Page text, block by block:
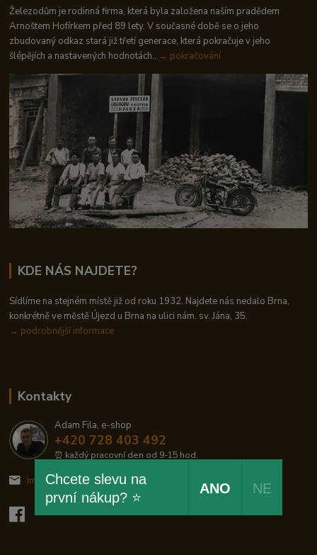
Železodům je rodinná firma, která byla založena naším pradědem
Arnoštem Hofírkem před 89 lety. V současné době se o jeho
zbudovaný odkaz stará již třetí generace, která pokračuje v jeho
šlépějích a nastavených hodnotách.. → pokračování
KDE NÁS NAJDETE?
Sídlíme na stejném místě již od roku 1932. Najdete nás nedalo Brna,
konkrétně ve městě Újezd u Brna na ulici nám. sv. Jána, 35.
→ podrobnější informace
Kontakty
Adam Fila, e-shop
+420 728 403 492
⏰ každý pracovní den od 9-15 hod.
info@zelezodum.cz
Chcete slevu na
první nákup? ⭐
ANO NE